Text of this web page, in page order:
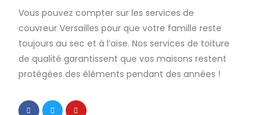
Vous pouvez compter sur les services de
couvreur Versailles pour que votre famille reste
toujours au sec et à l’aise. Nos services de toiture
de qualité garantissent que vos maisons restent
protégées des éléments pendant des années !